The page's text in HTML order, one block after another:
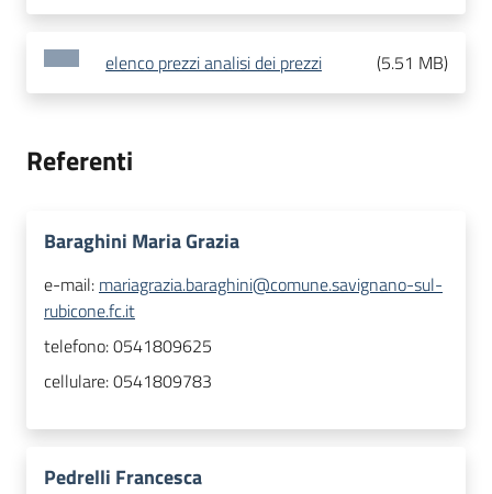
elenco prezzi analisi dei prezzi (5.51 MB)
Referenti
Baraghini Maria Grazia
e-mail: mariagrazia.baraghini@comune.savignano-sul-
rubicone.fc.it
telefono:0541809625
cellulare:0541809783
Pedrelli Francesca